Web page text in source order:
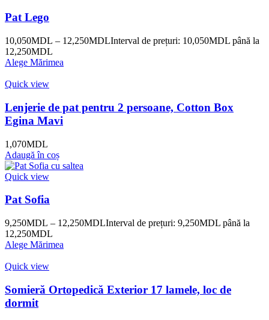
Pat Lego
10,050MDL – 12,250MDLInterval de prețuri: 10,050MDL până la
12,250MDL
Alege Mărimea
Quick view
Lenjerie de pat pentru 2 persoane, Cotton Box
Egina Mavi
1,070MDL
Adaugă în coș
Quick view
Pat Sofia
9,250MDL – 12,250MDLInterval de prețuri: 9,250MDL până la
12,250MDL
Alege Mărimea
Quick view
Somieră Ortopedică Exterior 17 lamele, loc de
dormit